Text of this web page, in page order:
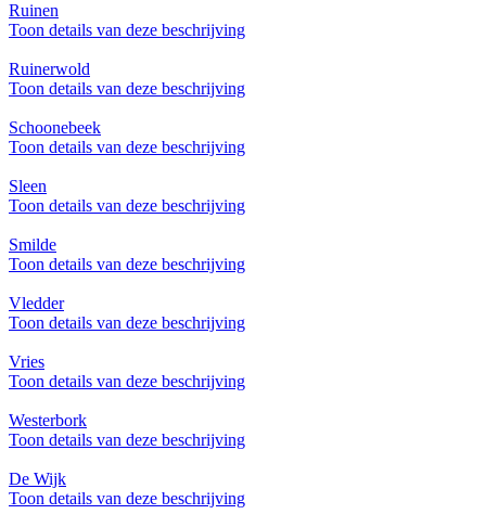
Ruinen
Toon details van deze beschrijving
Ruinerwold
Toon details van deze beschrijving
Schoonebeek
Toon details van deze beschrijving
Sleen
Toon details van deze beschrijving
Smilde
Toon details van deze beschrijving
Vledder
Toon details van deze beschrijving
Vries
Toon details van deze beschrijving
Westerbork
Toon details van deze beschrijving
De Wijk
Toon details van deze beschrijving